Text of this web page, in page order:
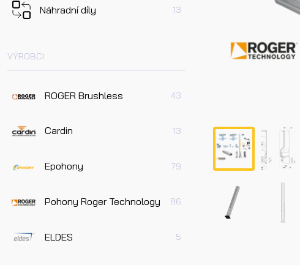
Náhradní díly 13
VÝROBCI
ROGER Brushless 43
Cardin 13
Epohony 79
Pohony Roger Technology 86
ELDES 5